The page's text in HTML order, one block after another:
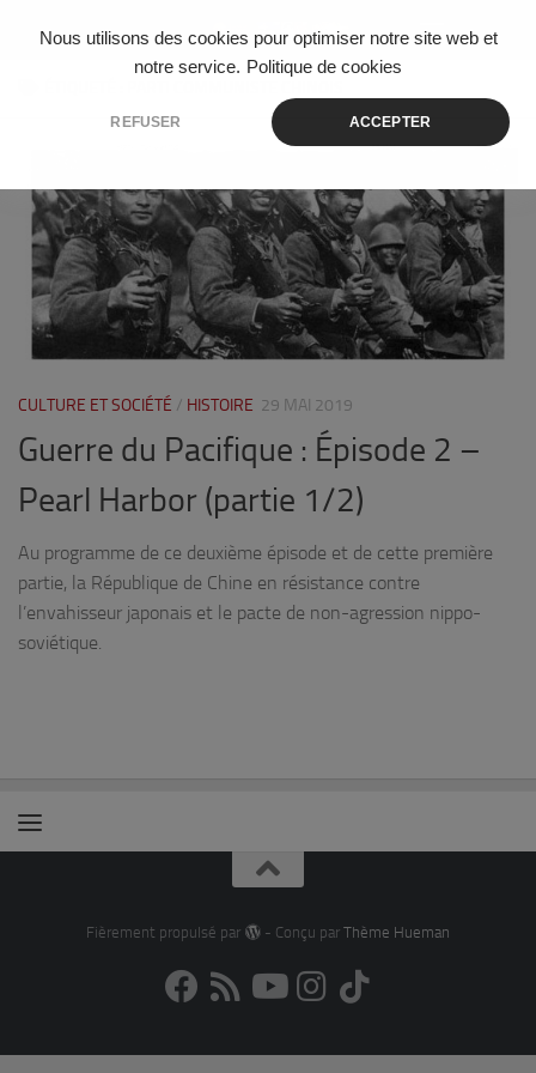
Nous utilisons des cookies pour optimiser notre site web et
notre service. Politique de cookies
REFUSER ACCEPTER
Skip to content
CULTURE ET SOCIÉTÉ / HISTOIRE 29 MAI 2019
Guerre du Pacifique : Épisode 2 –
Pearl Harbor (partie 1/2)
Au programme de ce deuxième épisode et de cette première
partie, la République de Chine en résistance contre
l’envahisseur japonais et le pacte de non-agression nippo-
soviétique.
Fièrement propulsé par - Conçu par Thème Hueman